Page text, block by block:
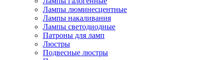
Лампы люминесцентные
Лампы накаливания
Лампы светодиодные
Патроны для ламп
Люстры
Подвесные люстры